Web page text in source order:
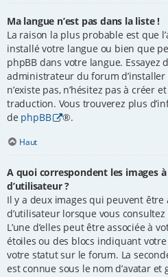
Ma langue n’est pas dans la liste !
La raison la plus probable est que
installé votre langue ou bien que
phpBB dans votre langue. Essayez
administrateur du forum d’installer
n’existe pas, n’hésitez pas à créer
traduction. Vous trouverez plus
de phpBB ®.
Haut
A quoi correspondent les images
d’utilisateur ?
Il y a deux images qui peuvent être
d’utilisateur lorsque vous consultez
L’une d’elles peut être associée à
étoiles ou des blocs indiquant
votre statut sur le forum. La
est connue sous le nom d’avatar